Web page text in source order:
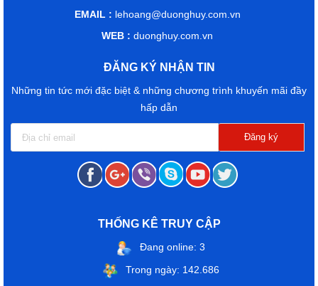
EMAIL : lehoang@duonghuy.com.vn
WEB :duonghuy.com.vn
ĐĂNG KÝ NHẬN TIN
Những tin tức mới đặc biệt & những chương trình khuyến mãi đầy
hấp dẫn
THỐNG KÊ TRUY CẬP
Đang online: 3
Trong ngày: 142.686